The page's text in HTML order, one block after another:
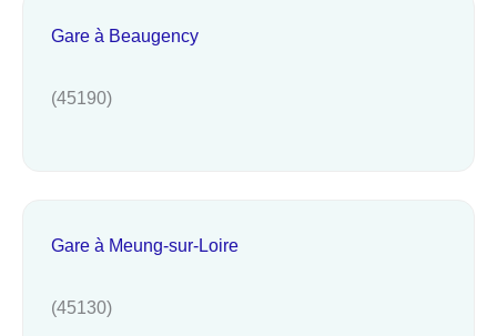
Gare à Beaugency
(45190)
Gare à Meung-sur-Loire
(45130)